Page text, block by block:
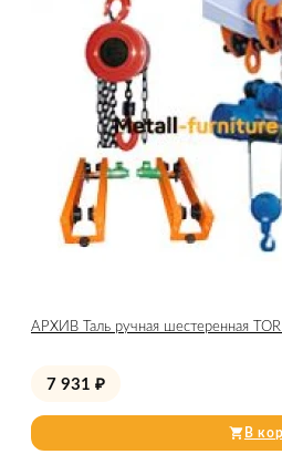
АРХИВ Таль ручная шестеренная
7 931 ₽
В